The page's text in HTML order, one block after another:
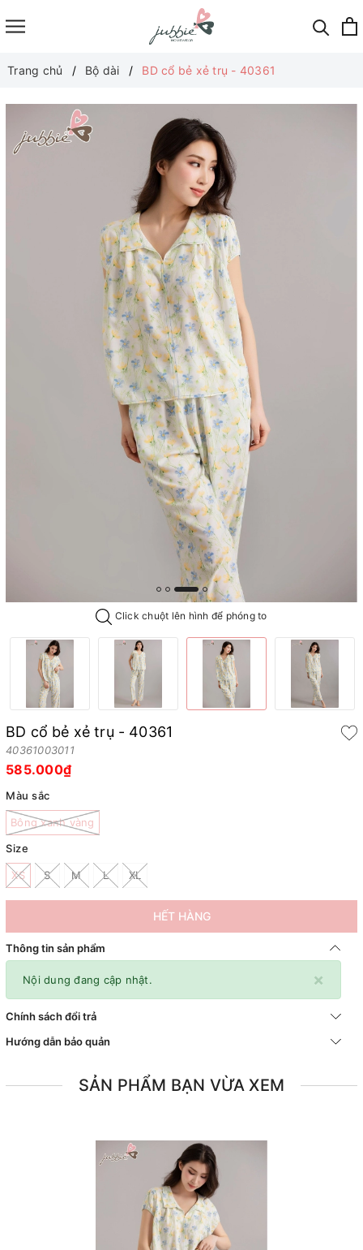
Trang chủ Bộ dài BD cổ bẻ xẻ trụ - 40361
Click chuột lên hình để phóng to
BD cổ bẻ xẻ trụ - 40361
40361003011
585.000₫
Màu sắc
Bông xanh vàng
Size
XS S M L XL
HẾT HÀNG
Thông tin sản phẩm
×
Nội dung đang cập nhật.
Chính sách đổi trả
Hướng dẫn bảo quản
SẢN PHẨM BẠN VỪA XEM